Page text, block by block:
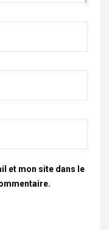
et mon site dans le